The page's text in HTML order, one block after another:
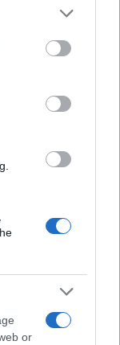
more Google
may click to
party tags to
below Google
or
δικές του
να τα
απλά τη
υπάρχει στην
Απαιτούνται
εφαρμογή, ενώ